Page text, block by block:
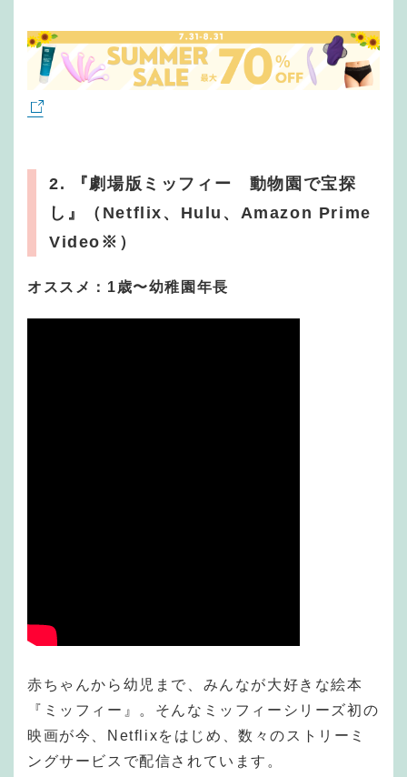
2. 『劇場版ミッフィー 動物園で宝探
し』（Netflix、Hulu、Amazon Prime
Video※）
オススメ：1歳〜幼稚園年長
赤ちゃんから幼児まで、みんなが大好きな絵本
『ミッフィー』。そんなミッフィーシリーズ初の
映画が今、Netflixをはじめ、数々のストリーミ
ングサービスで配信されています。